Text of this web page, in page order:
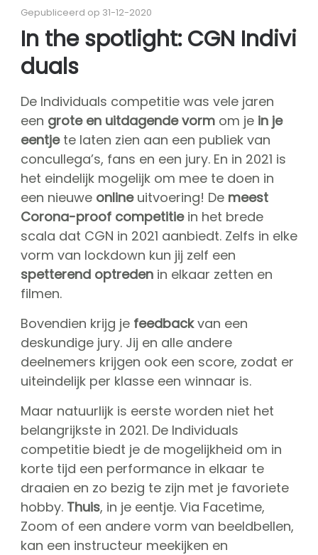
Missie, visie & kernwaarden
Vrienden van CGN
Vrijwilligers
Hall of fame
Dedication award
kaartverkoop
Sponsoren
shop
CGNcompetitie
Seizoen contests
Seizoen deelnemers
CGN Champions
CGN fonds 2020
Contact
English
(0)
Account
Gepubliceerd op 31-12-2020
In the spotlight: CGN Indivi
duals
De Individuals competitie was vele jaren
een grote en uitdagende vormom jein je
eentjete laten zien aan een publiek van
concullega’s, fans en een jury. En in 2021 is
het eindelijk mogelijk om mee te doen in
een nieuwe online uitvoering! De meest
Corona-proof competitiein het brede
scala dat CGN in 2021 aanbiedt. Zelfs in elke
vorm van lockdown kun jij zelf een
spetterend optredenin elkaar zetten en
filmen.
Bovendien krijg je feedbackvan een
deskundige jury. Jij en alle andere
deelnemers krijgen ook een score, zodat er
uiteindelijk per klasse een winnaar is.
Maar natuurlijk is eerste worden niet het
belangrijkste in 2021. De Individuals
competitie biedt je de mogelijkheid om in
korte tijd een performance in elkaar te
draaien en zo bezig te zijn met je favoriete
hobby. Thuis, in je eentje. Via Facetime,
Zoom of een andere vorm van beeldbellen,
kan een instructeur meekijken en